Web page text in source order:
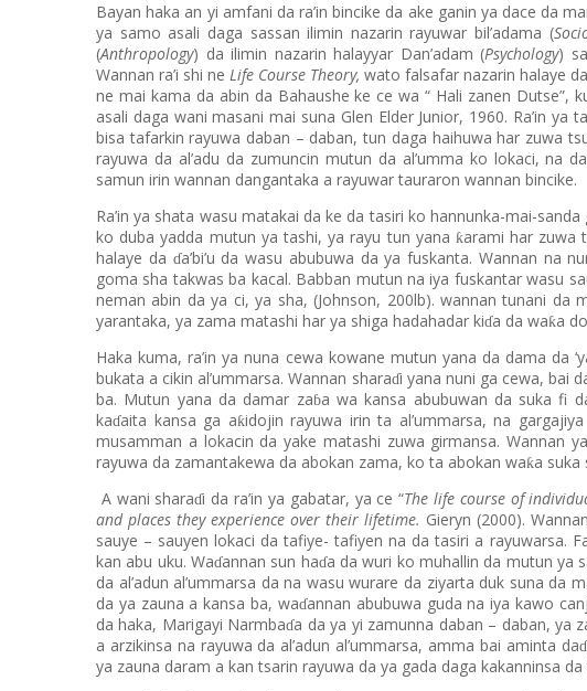
Bayan haka an yi amfani da ra’in bincike da ake ganin ya dace da
ya samo asali daga sassan ilimin nazarin rayuwar bil’adama (
(Anthropology) da ilimin nazarin halayyar Dan’adam (Psychology)
Wannan ra’i shi ne Life Course Theory, wato falsafar nazarin halaye
ne mai kama da abin da Bahaushe ke ce wa “ Hali zanen Dutse”,
asali daga wani masani mai suna Glen Elder Junior, 1960. Ra’in ya
bisa tafarkin rayuwa daban – daban, tun daga haihuwa har zuwa
rayuwa da al’adu da zumuncin mutun da al’umma ko lokaci, na
samun irin wannan dangantaka a rayuwar tauraron wannan bincike.
Ra’in ya shata wasu matakai da ke da tasiri ko hannunka-mai-
ko duba yadda mutun ya tashi, ya rayu tun yana ƙarami har zuwa
halaye da ɗa’bi’u da wasu abubuwa da ya fuskanta. Wannan na
goma sha takwas ba kacal. Babban mutun na iya fuskantar wasu
neman abin da ya ci, ya sha, (Johnson, 200lb). wannan tunani da
yarantaka, ya zama matashi har ya shiga hadahadar kiɗa da waƙa
Haka kuma, ra’in ya nuna cewa kowane mutun yana da dama da
bukata a cikin al’ummarsa. Wannan sharaɗi yana nuni ga cewa, bai
ba. Mutun yana da damar zaɓa wa kansa abubuwan da suka fi
kaɗaita kansa ga aƙidojin rayuwa irin ta al’ummarsa, na
musamman a lokacin da yake matashi zuwa girmansa. Wannan
rayuwa da zamantakewa da abokan zama, ko ta abokan waƙa suka
A wani sharaɗi da ra’in ya gabatar, ya ce “The life course of
and places they experience over their lifetime. Gieryn (2000).
sauye – sauyen lokaci da tafiye- tafiyen na da tasiri a rayuwarsa.
kan abu uku. Waɗannan sun haɗa da wuri ko muhallin da mutun ya
da al’adun al’ummarsa da na wasu wurare da ziyarta duk suna da
da ya zauna a kansa ba, waɗannan abubuwa guda na iya kawo
da haka, Marigayi Narmbaɗa da ya yi zamunna daban – daban, ya
a arzikinsa na rayuwa da al’adun al’ummarsa, amma bai aminta daɗ
ya zauna daram a kan tsarin rayuwa da ya gada daga kakanninsa da